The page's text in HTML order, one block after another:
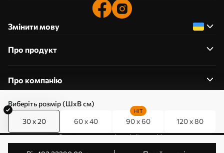
Виберіть розмір (ШхВ см)
30 x 20 60 x 40 90 x 60
HIT
120 x 80
Змінити мову
Про продукт
Про компанію
0800357223
Редагування дозволів на файли cookie
© 2011-2026 Art-holst. Усі права захищені. Власник: